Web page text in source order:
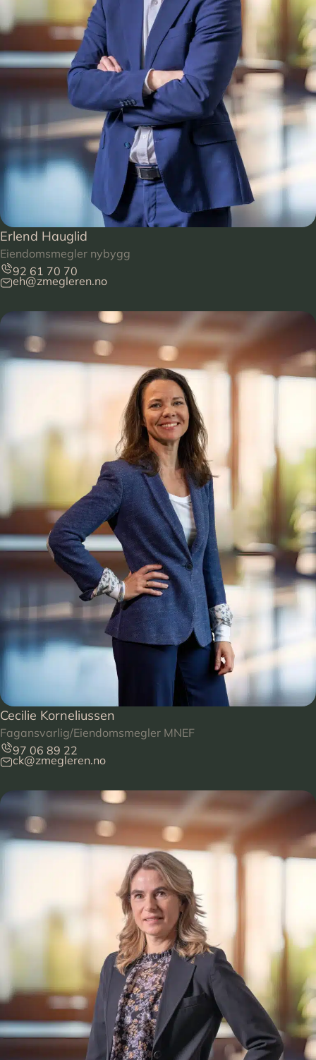
Erlend Hauglid
Eiendomsmegler nybygg
92 61 70 70
eh@zmegleren.no
Cecilie Korneliussen
Fagansvarlig/Eiendomsmegler MNEF
97 06 89 22
ck@zmegleren.no